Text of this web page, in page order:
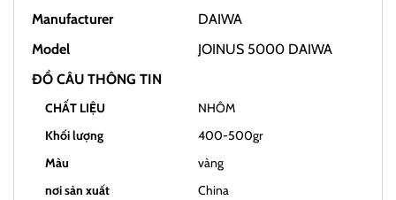
Manufacturer
DAIWA
Model
JOINUS 5000 DAIWA
ĐỒ CÂU THÔNG TIN
CHẤT LIỆU
NHÔM
Khối lượng
400-500gr
Màu
vàng
nơi sản xuất
China